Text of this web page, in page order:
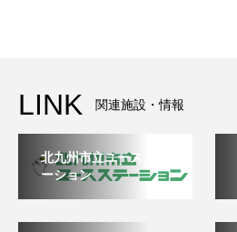
LINK 関連施設・情報
北九州市立ユースステ
ーション